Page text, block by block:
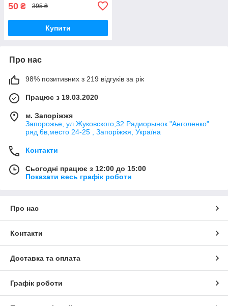
50 ₴ 395 ₴
Купити
Про нас
98% позитивних з 219 відгуків за рік
Працює з 19.03.2020
м. Запоріжжя
Запорожье, ул.Жуковского,32 Радиорынок "Анголенко"
ряд 6в,место 24-25 , Запоріжжя, Україна
Контакти
Сьогодні працює з 12:00 до 15:00
Показати весь графік роботи
Про нас
Контакти
Доставка та оплата
Графік роботи